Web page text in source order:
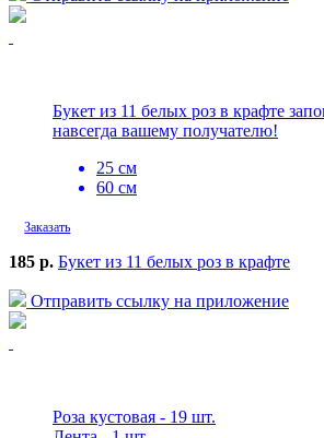
Букет из 11 белых роз в крафте
навсегда вашему получателю!
25 см
60 см
Заказать
185 р. Букет из 11 белых роз в крафте
Отправить ссылку на приложение
Роза кустовая - 19 шт.